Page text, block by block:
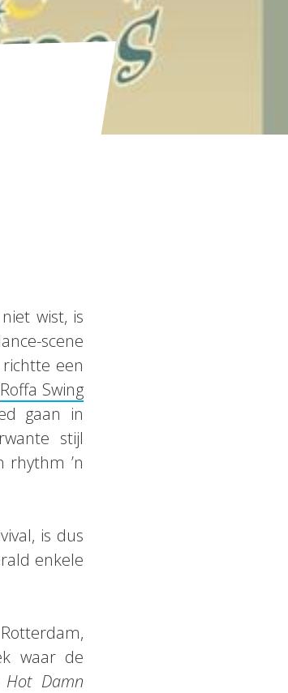
wist, is
scene
een
Roffa Swing
gaan in
stijl
rhythm ’n
is dus
enkele
waar de
Hot Damn